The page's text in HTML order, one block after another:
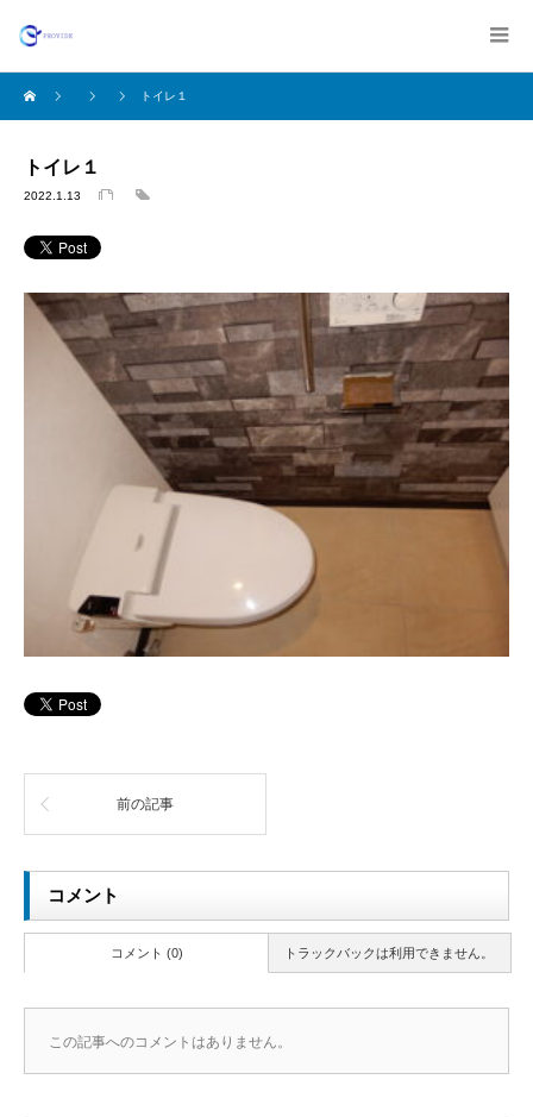
トイレ１
トイレ１
2022.1.13
前の記事
コメント
トラックバックは利用できません。
コメント (0)
この記事へのコメントはありません。